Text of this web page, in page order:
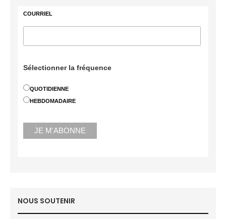
COURRIEL
Sélectionner la fréquence
QUOTIDIENNE
HEBDOMADAIRE
NOUS SOUTENIR